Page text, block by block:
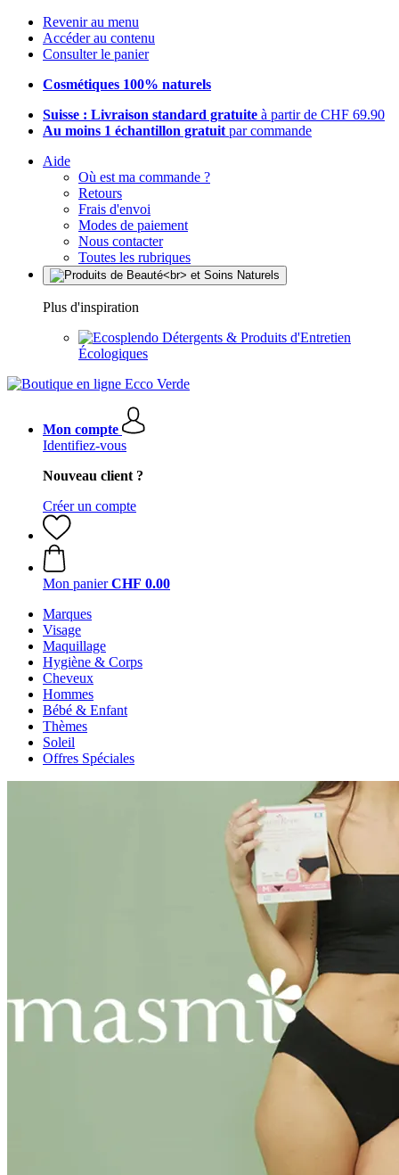
Revenir au menu
Accéder au contenu
Consulter le panier
Cosmétiques 100% naturels
Suisse : Livraison standard gratuite à partir de CHF 69.90
Au moins 1 échantillon gratuit par commande
Aide
Où est ma commande ?
Retours
Frais d'envoi
Modes de paiement
Nous contacter
Toutes les rubriques
Plus d'inspiration
Détergents & Produits d'Entretien
Écologiques
Mon compte
Identifiez-vous
Nouveau client ?
Créer un compte
Mon panier CHF 0.00
Marques
Visage
Maquillage
Hygiène & Corps
Cheveux
Hommes
Bébé & Enfant
Thèmes
Soleil
Offres Spéciales